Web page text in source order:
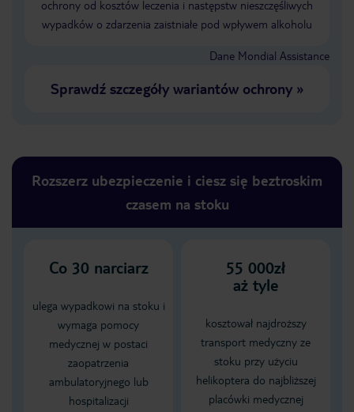
ochrony od kosztów leczenia i następstw nieszczęśliwych
wypadków o zdarzenia zaistniałe pod wpływem alkoholu
Dane Mondial Assistance
Sprawdź szczegóły wariantów ochrony»
Rozszerz ubezpieczenie i ciesz się beztroskim
czasem na stoku
Co 30 narciarz
ulega wypadkowi na stoku i
wymaga pomocy
medycznej w postaci
zaopatrzenia
ambulatoryjnego lub
hospitalizacji
55 000zł
aż tyle
kosztował najdroższy
transport medyczny ze
stoku przy użyciu
helikoptera do najbliższej
placówki medycznej